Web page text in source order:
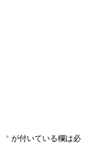
* が付いている欄は必